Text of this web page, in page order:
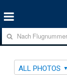
ALL PHOTOS